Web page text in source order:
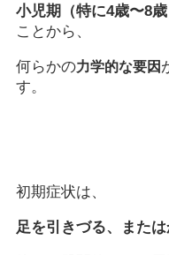
小児期（特に4歳〜8
ことから、
何らかの力学的な要因
す。
初期症状は、
足を引きづる、また